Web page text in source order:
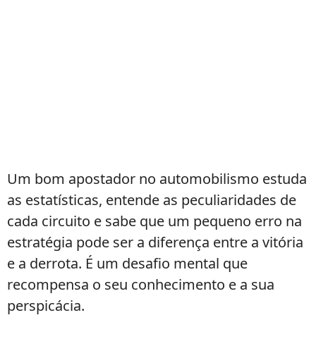
Um bom apostador no automobilismo estuda
as estatísticas, entende as peculiaridades de
cada circuito e sabe que um pequeno erro na
estratégia pode ser a diferença entre a vitória
e a derrota. É um desafio mental que
recompensa o seu conhecimento e a sua
perspicácia.